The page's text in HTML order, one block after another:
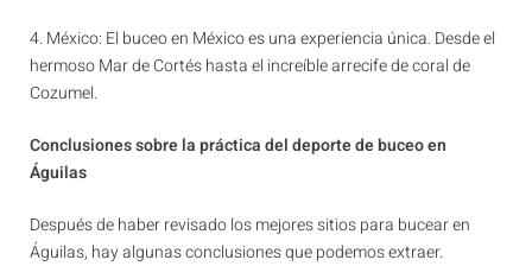
4. México: El buceo en México es una experiencia única. Desde el
hermoso Mar de Cortés hasta el increíble arrecife de coral de
Cozumel.
Conclusiones sobre la práctica del deporte de buceo en
Águilas
Después de haber revisado los mejores sitios para bucear en
Águilas, hay algunas conclusiones que podemos extraer.